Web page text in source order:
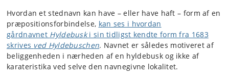
Hvordan et stednavn kan have – eller have haft – form af en
præpositionsforbindelse, kan ses i hvordan
gårdnavnet Hyldebuski sin tidligst kendte form fra 1683
skrives ved Hyldebuschen. Navnet er således motiveret af
beliggenheden i nærheden af en hyldebusk og ikke af
karateristika ved selve den navnegivne lokalitet.